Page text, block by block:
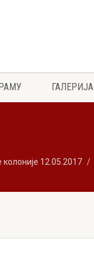
ГАЛЕРИЈА
12.05.2017